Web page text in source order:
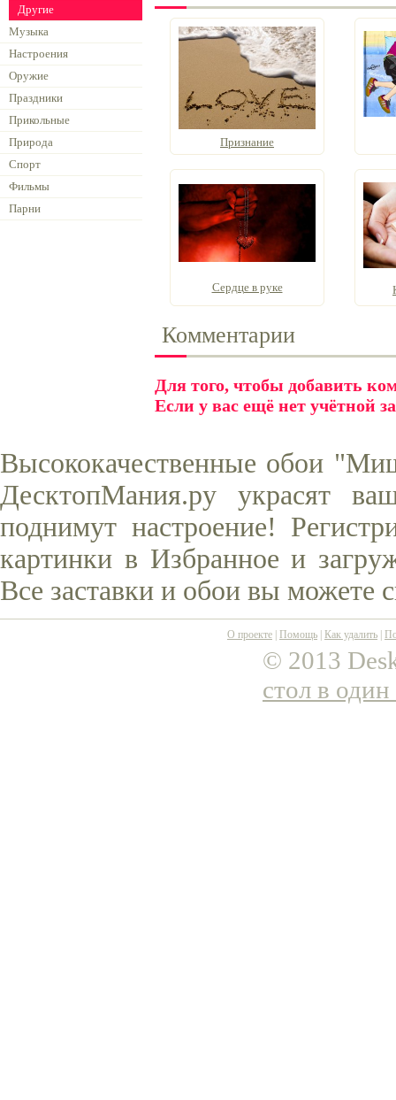
Другие
Музыка
Настроения
Оружие
Праздники
Прикольные
Природа
Спорт
Фильмы
Парни
Признание
Сердце в руке
Комментарии
Для того, чтобы добавить
Если у вас ещё нет учётной
Высококачественные обои
ДесктопМания.ру украсят
поднимут настроение!
картинки в Избранное и
Все заставки и обои вы можете
О проекте Помощь Как удалить
© 2013
стол в